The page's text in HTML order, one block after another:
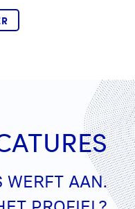
WERFT AAN.